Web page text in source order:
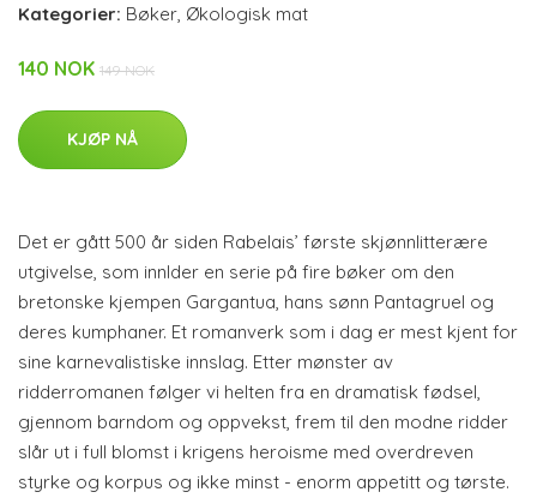
Kategorier: Bøker, Økologisk mat
140 NOK 149 NOK
KJØP NÅ
Det er gått 500 år siden Rabelais’ første skjønnlitterære
utgivelse, som innlder en serie på fire bøker om den
bretonske kjempen Gargantua, hans sønn Pantagruel og
deres kumphaner. Et romanverk som i dag er mest kjent for
sine karnevalistiske innslag. Etter mønster av
ridderromanen følger vi helten fra en dramatisk fødsel,
gjennom barndom og oppvekst, frem til den modne ridder
slår ut i full blomst i krigens heroisme med overdreven
styrke og korpus og ikke minst - enorm appetitt og tørste.